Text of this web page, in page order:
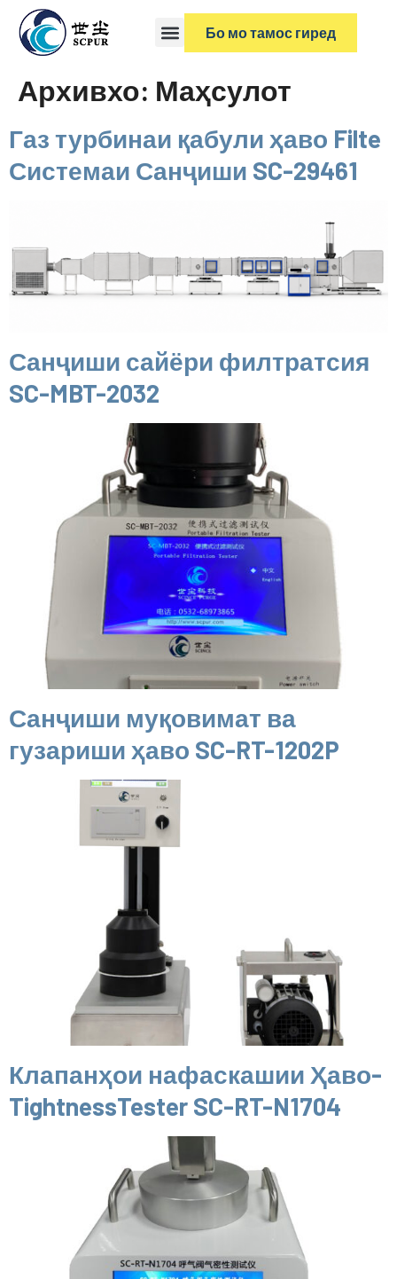
Бо мо тамос гиред
Архивхо: Маҳсулот
Газ турбинаи қабули ҳаво Filte
Системаи Санҷиши SC-29461
Санҷиши сайёри филтратсия
SC-MBT-2032
Санҷиши муқовимат ва
гузариши ҳаво SC-RT-1202P
Клапанҳои нафаскашии Ҳаво-
TightnessTester SC-RT-N1704